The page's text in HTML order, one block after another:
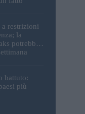
a restrizioni
la
potrebbe
battuto:
più